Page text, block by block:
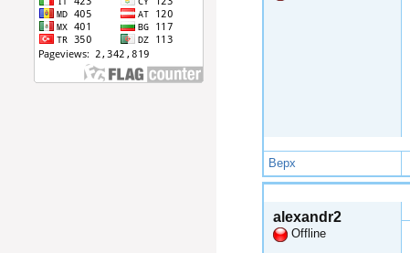
Верх
alexandr2
Offline